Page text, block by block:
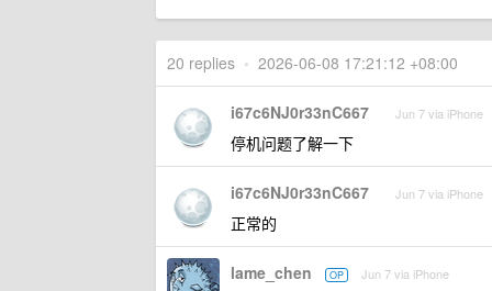
20 replies • 2026-06-08 17:21:12 +08:00
i67c6NJ0r33nC667 Jun 7 via iPhone
停机问题了解一下
i67c6NJ0r33nC667 Jun 7 via iPhone
正常的
lame_chen OP Jun 7 via iPhone